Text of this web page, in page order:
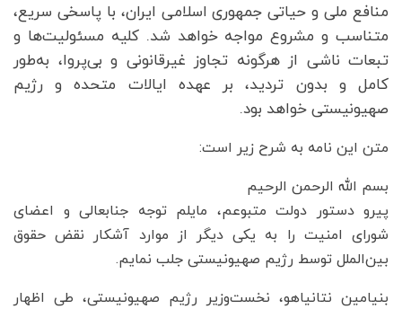
منافع ملی و حیاتی جمهوری اسلامی ایران، با پاسخی سریع،
متناسب و مشروع مواجه خواهد شد. کلیه مسئولیت‌ها و
تبعات ناشی از هرگونه تجاوز غیرقانونی و بی‌پروا، به‌طور
کامل و بدون تردید، بر عهده ایالات متحده و رژیم
صهیونیستی خواهد بود.
متن این نامه به شرح زیر است:
بسم الله الرحمن الرحیم
پیرو دستور دولت متبوعم، مایلم توجه جنابعالی و اعضای
شورای امنیت را به یکی دیگر از موارد آشکار نقض حقوق
بین‌الملل توسط رژیم صهیونیستی جلب نمایم.
بنیامین نتانیاهو، نخست‌وزیر رژیم صهیونیستی، طی اظهار